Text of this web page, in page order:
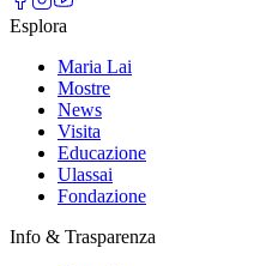
Esplora
Maria Lai
Mostre
News
Visita
Educazione
Ulassai
Fondazione
Info & Trasparenza